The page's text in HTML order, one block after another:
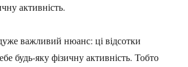
активність.
важливий нюанс: ці відсотки
будь-яку фізичну активність. Тобто